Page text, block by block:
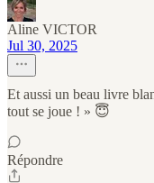
Aline VICTOR
Jul 30, 2025
Et aussi un beau livre
tout se joue ! » 😇
Répondre